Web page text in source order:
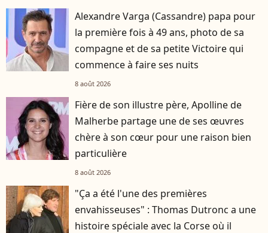
Alexandre Varga (Cassandre) papa pour
la première fois à 49 ans, photo de sa
compagne et de sa petite Victoire qui
commence à faire ses nuits
8 août 2026
Fière de son illustre père, Apolline de
Malherbe partage une de ses œuvres
chère à son cœur pour une raison bien
particulière
8 août 2026
"Ça a été l'une des premières
envahisseuses" : Thomas Dutronc a une
histoire spéciale avec la Corse où il